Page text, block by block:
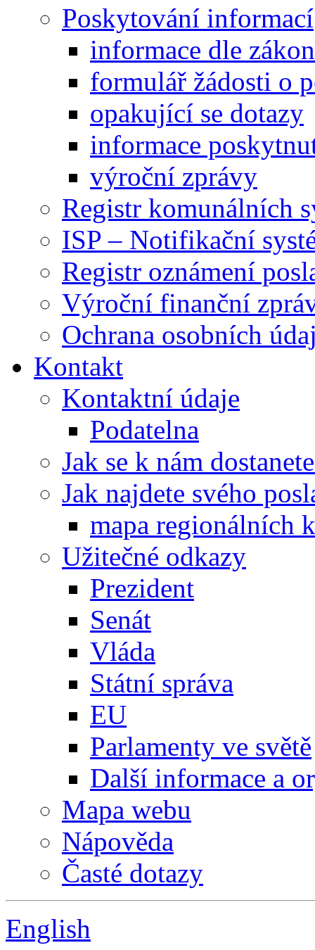
Poskytování informací
informace dle
formulář žádosti o
opakující se dotazy
informace
výroční zprávy
Registr komunálních
ISP – Notifikační
Registr oznámení
Výroční finanční
Ochrana osobních
Kontakt
Kontaktní údaje
Podatelna
Jak se k nám
Jak najdete svého
mapa regionálních
Užitečné odkazy
Prezident
Senát
Vláda
Státní správa
EU
Parlamenty ve světě
Další informace a
Mapa webu
Nápověda
Časté dotazy
English